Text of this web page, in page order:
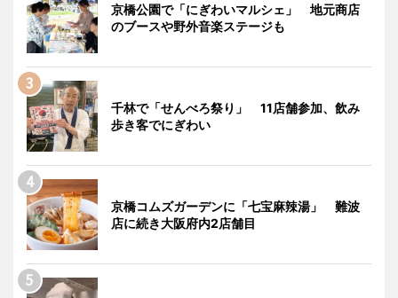
京橋公園で「にぎわいマルシェ」 地元商店
のブースや野外音楽ステージも
千林で「せんべろ祭り」 11店舗参加、飲み
歩き客でにぎわい
京橋コムズガーデンに「七宝麻辣湯」 難波
店に続き大阪府内2店舗目